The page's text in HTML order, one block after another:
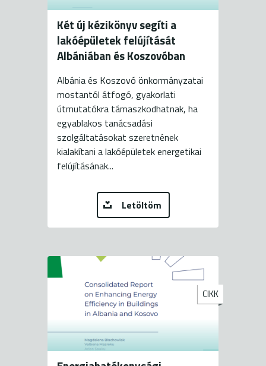
Két új kézikönyv segíti a
lakóépületek felújítását
Albániában és Koszovóban
Albánia és Koszovó önkormányzatai
mostantól átfogó, gyakorlati
útmutatókra támaszkodhatnak, ha
egyablakos tanácsadási
szolgáltatásokat szeretnének
kialakítani a lakóépületek energetikai
felújításának...
Letöltöm
CIKK